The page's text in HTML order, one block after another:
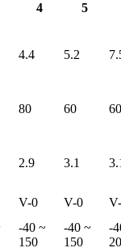
4 5
4.4 5.2
80 60 60
2.9 3.1
V-0 V-0
-40 ~
150
-40 ~
150
-